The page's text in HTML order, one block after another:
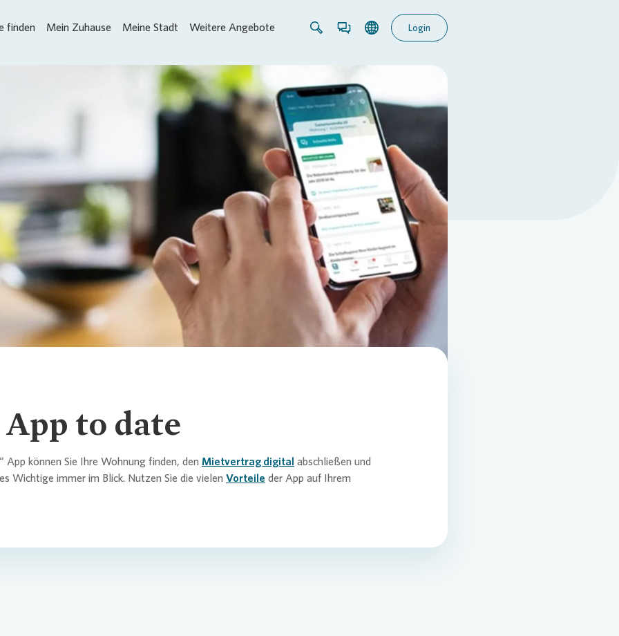
finden Mein Zuhause Meine Stadt Weitere Angebote Login
Loading...
to date
“ App können Sie Ihre Wohnung finden, den Mietvertrag digital abschließen und
Wichtige immer im Blick. Nutzen Sie die vielen Vorteile der App auf Ihrem